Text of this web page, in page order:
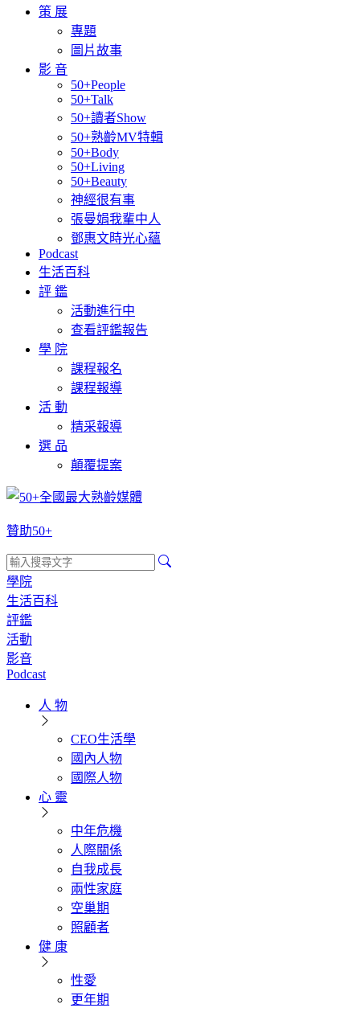
策 展
專題
圖片故事
影 音
50+People
50+Talk
50+讀者Show
50+熟齡MV特輯
50+Body
50+Living
50+Beauty
神經很有事
張曼娟我輩中人
鄧惠文時光心蘊
Podcast
生活百科
評 鑑
活動進行中
查看評鑑報告
學 院
課程報名
課程報導
活 動
精采報導
選 品
顛覆提案
贊助50+
學院
生活百科
評鑑
活動
影音
Podcast
人 物
CEO生活學
國內人物
國際人物
心 靈
中年危機
人際關係
自我成長
兩性家庭
空巢期
照顧者
健 康
性愛
更年期